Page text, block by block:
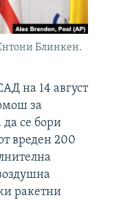
Блинкен.
на 14 август
за
се бори
вреден 200
ракетни